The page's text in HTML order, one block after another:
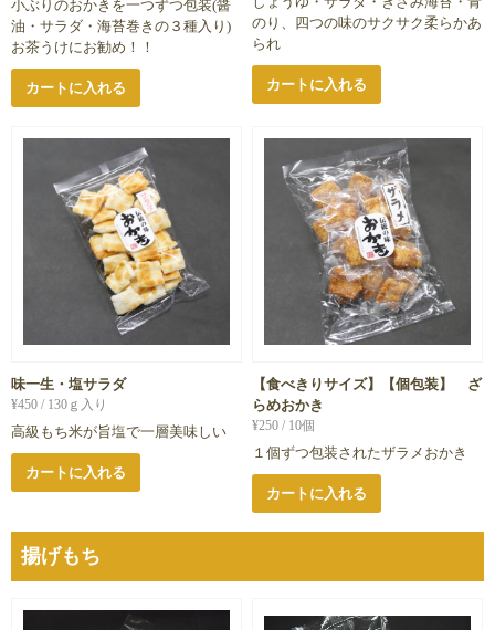
小ぶりのおかきを一つずつ包装(醤
油・サラダ・海苔巻きの３種入り)
お茶うけにお勧め！！
カートに入れる
のり、四つの味のサクサク柔らかあ
られ
カートに入れる
味一生・塩サラダ
¥450 / 130ｇ入り
高級もち米が旨塩で一層美味しい
カートに入れる
【食べきりサイズ】【個包装】 ざ
らめおかき
¥250 / 10個
１個ずつ包装されたザラメおかき
カートに入れる
揚げもち